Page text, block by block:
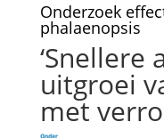
Onderzoek
phalaenopsis
‘Snellere
uitgroei
met